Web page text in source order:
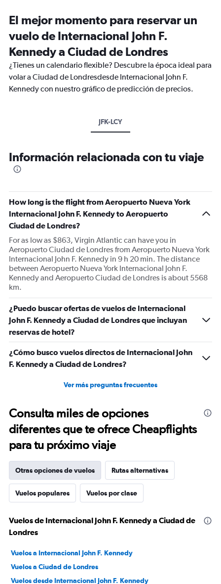
El mejor momento para reservar un
vuelo de Internacional John F.
Kennedy a Ciudad de Londres
¿Tienes un calendario flexible? Descubre la época ideal para
volar a Ciudad de Londresdesde Internacional John F.
Kennedy con nuestro gráfico de predicción de precios.
JFK-LCY
Información relacionada con tu viaje
How long is the flight from Aeropuerto Nueva York
Internacional John F. Kennedy to Aeropuerto
Ciudad de Londres?
For as low as $863, Virgin Atlantic can have you in
Aeropuerto Ciudad de Londres from Aeropuerto Nueva York
Internacional John F. Kennedy in 9 h 20 min. The distance
between Aeropuerto Nueva York Internacional John F.
Kennedy and Aeropuerto Ciudad de Londres is about 5568
km.
¿Puedo buscar ofertas de vuelos de Internacional
John F. Kennedy a Ciudad de Londres que incluyan
reservas de hotel?
¿Cómo busco vuelos directos de Internacional John
F. Kennedy a Ciudad de Londres?
Ver más preguntas frecuentes
Consulta miles de opciones
diferentes que te ofrece Cheapflights
para tu próximo viaje
Otras opciones de vuelos Rutas alternativas
Vuelos populares Vuelos por clase
Vuelos de Internacional John F. Kennedy a Ciudad de
Londres
Vuelos a Internacional John F. Kennedy
Vuelos a Ciudad de Londres
Vuelos desde Internacional John F. Kennedy